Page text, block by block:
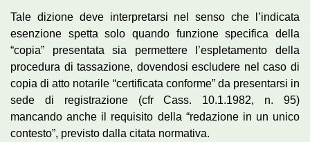
Tale dizione deve interpretarsi nel senso che l’indicata
esenzione spetta solo quando funzione specifica della
“copia” presentata sia permettere l’espletamento della
procedura di tassazione, dovendosi escludere nel caso di
copia di atto notarile “certificata conforme” da presentarsi in
sede di registrazione (cfr Cass. 10.1.1982, n. 95)
mancando anche il requisito della “redazione in un unico
contesto”, previsto dalla citata normativa.